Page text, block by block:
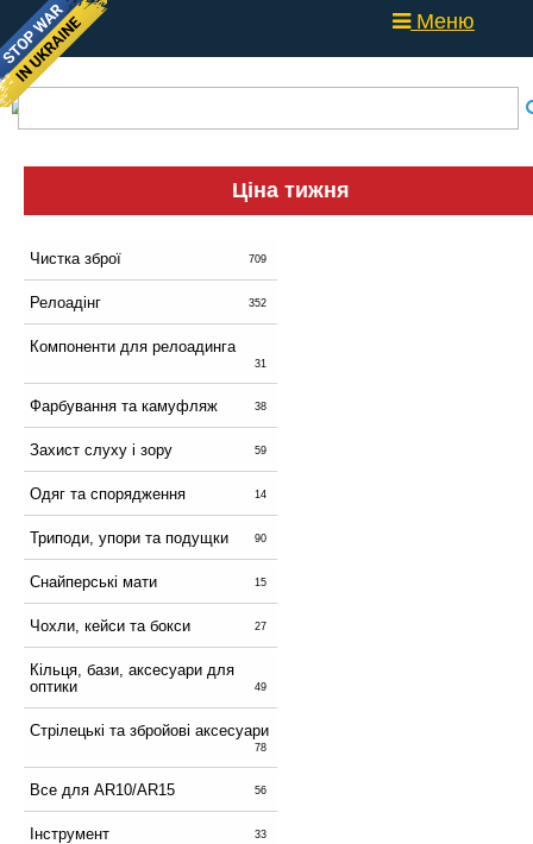
Меню
Ціна тижня
Чистка зброї 709
Релоадінг 352
Компоненти для релоадинга
31
Фарбування та камуфляж 38
Захист слуху і зору 59
Одяг та спорядження 14
Триподи, упори та подущки 90
Снайперські мати 15
Чохли, кейси та бокси 27
Кільця, бази, аксесуари для
оптики
49
Стрілецькі та збройові аксесуари
78
Все для AR10/AR15 56
Інструмент 33